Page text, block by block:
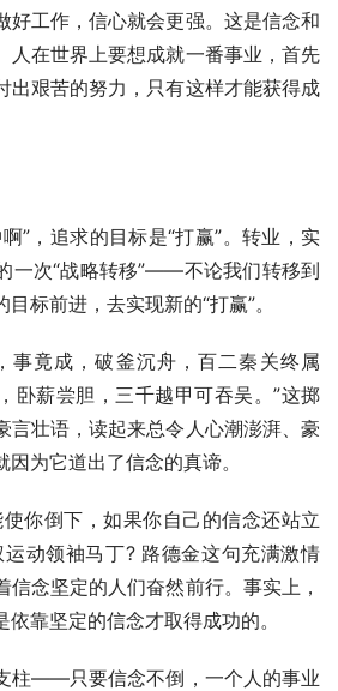
好工作，信心就会更强。这是信念和
人在世界上要想成就一番事业，首先
出艰苦的努力，只有这样才能获得成
”，追求的目标是“打赢”。转业，实
一次“战略转移”——不论我们转移到
标前进，去实现新的“打赢”。
事竟成，破釜沉舟，百二秦关终属
卧薪尝胆，三千越甲可吞吴。”这掷
言壮语，读起来总令人心潮澎湃、豪
为它道出了信念的真谛。
你倒下，如果你自己的信念还站立
动领袖马丁? 路德金这句充满激情
信念坚定的人们奋然前行。事实上，
靠坚定的信念才取得成功的。
柱——只要信念不倒，一个人的事业